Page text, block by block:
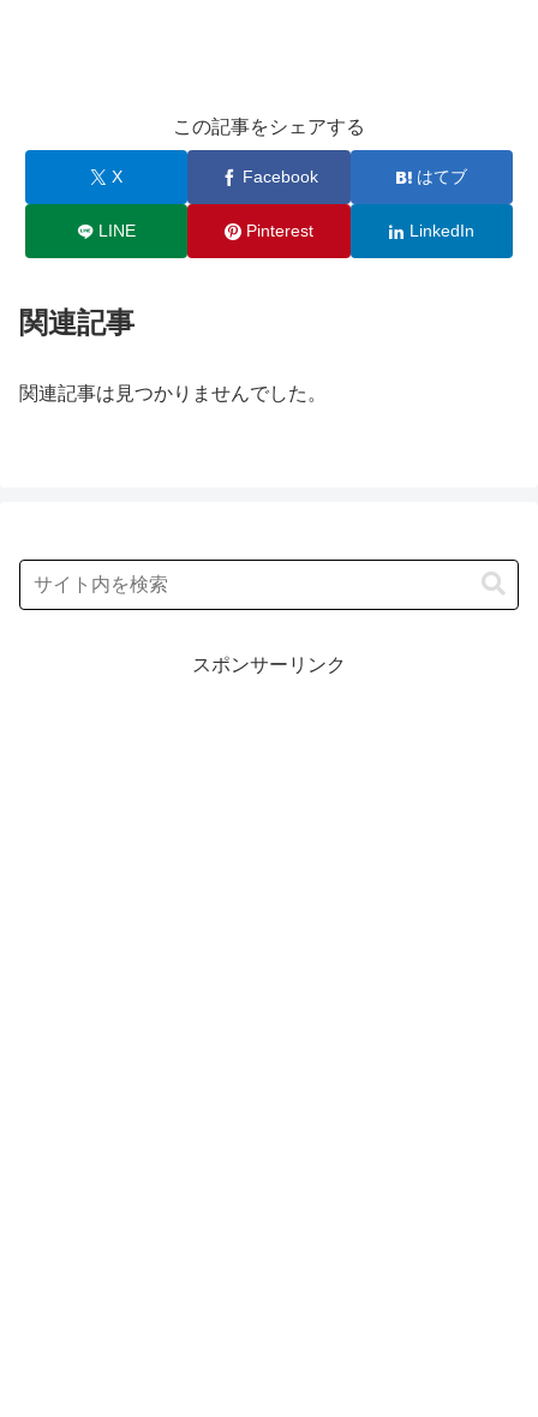
この記事をシェアする
X Facebook はてブ
LINE Pinterest LinkedIn
関連記事
関連記事は見つかりませんでした。
スポンサーリンク